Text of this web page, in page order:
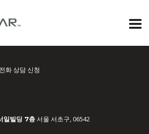
전화 상담 신청
일빌딩 7층서울 서초구, 06542